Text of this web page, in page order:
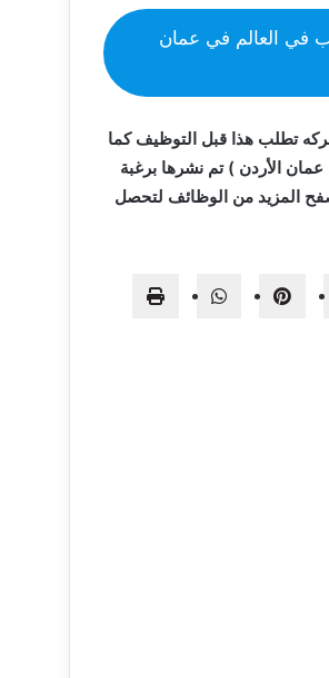
في العالم في عمان
تطلب هذا قبل التوظيف كما
الأردن ) تم نشرها برغبة
المزيد من الوظائف لتحصل